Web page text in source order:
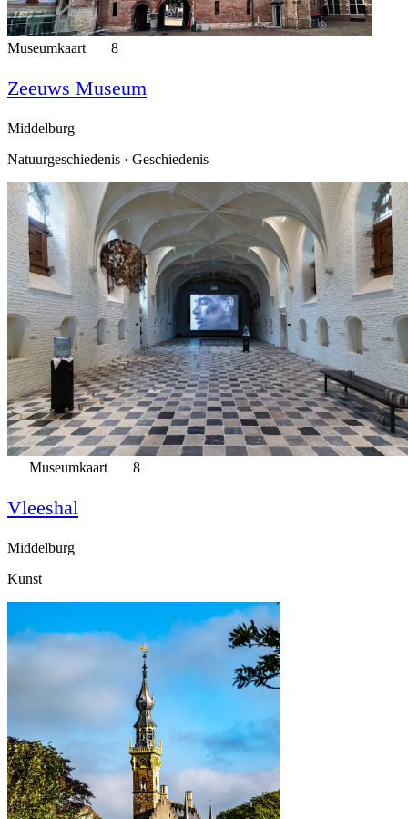
Museumkaart 8
Zeeuws Museum
Middelburg
Natuurgeschiedenis · Geschiedenis
Museumkaart 8
Vleeshal
Middelburg
Kunst